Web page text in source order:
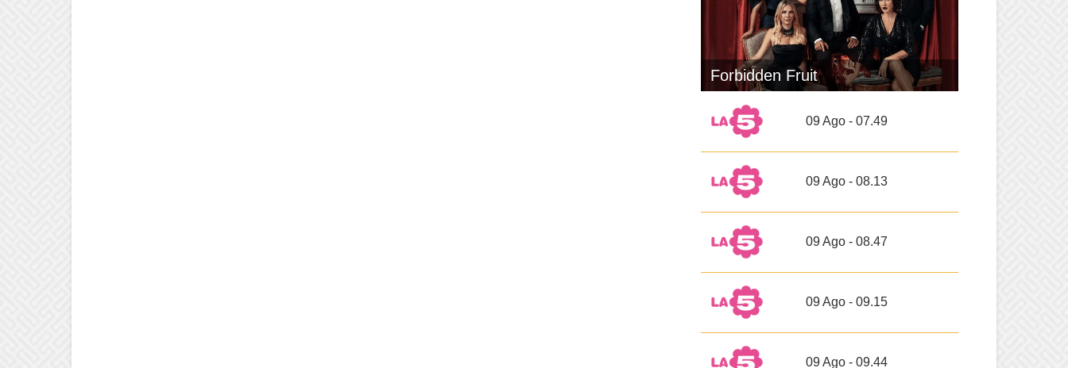
Forbidden Fruit
09 Ago - 07.49
09 Ago - 08.13
09 Ago - 08.47
09 Ago - 09.15
09 Ago - 09.44